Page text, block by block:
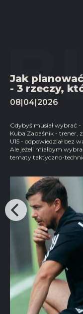
Jak
- 3 rzeczy,
08|04|2026
Gdybyś musiał wybrać
Kuba Zapaśnik - trener,
U15 - odpowiedział bez
Ale jeżeli miałbym
tematy taktyczno-